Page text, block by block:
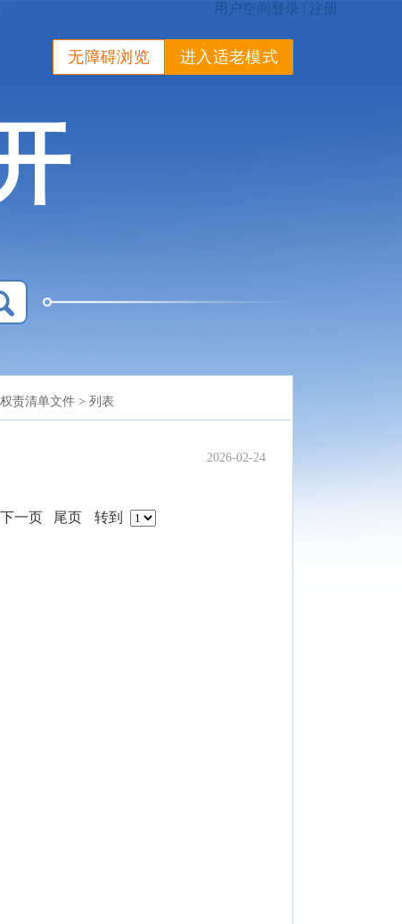
无障碍浏览 进入适老模式
权责清单文件 > 列表
2026-02-24
下一页 尾页 转到